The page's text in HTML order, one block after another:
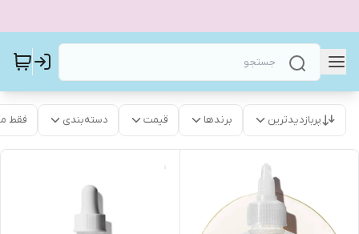
پربازدیدترین برندها قیمت دسته‌بندی فقط